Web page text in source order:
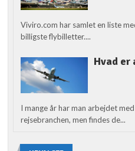
Viviro.com har samlet en liste
billigste flybilletter....
Hvad er
I mange år har man arbejdet
rejsebranchen, men findes de...